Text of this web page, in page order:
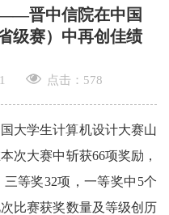
晋中信院在中国
级赛）中再创佳绩
点击： 578
大学生计算机设计大赛山
次大赛中斩获66项奖励，
等奖32项，一等奖中5个
比赛获奖数量及等级创历